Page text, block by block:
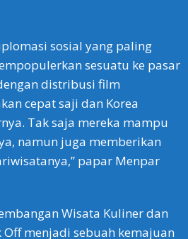
sosial yang paling
sesuatu ke pasar
distribusi film
cepat saji dan Korea
Tak saja mereka mampu
namun juga memberikan
papar Menpar
Wisata Kuliner dan
Off menjadi sebuah kemajuan